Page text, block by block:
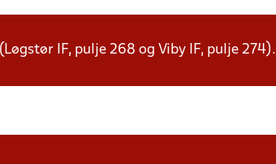
IF, pulje 268 og Viby IF, pulje 274).